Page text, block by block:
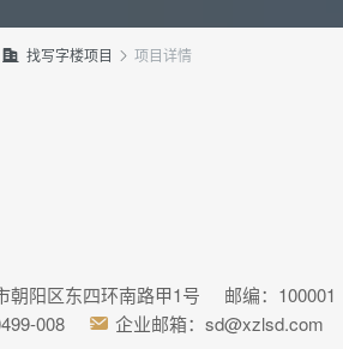
 找写字楼项目  项目详情
朝阳区东四环南路甲1号 邮编：100001
008  企业邮箱：sd@xzlsd.com